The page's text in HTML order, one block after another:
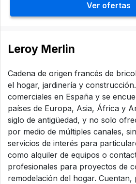
Ver ofertas
Leroy Merlin
Cadena de origen francés de
el hogar, jardinería y
comerciales en España y se
países de Europa, Asia, África y
siglo de antigüedad, y no solo
por medio de múltiples canales,
servicios de interés para
como alquiler de equipos o
profesionales para proyectos de
remodelación del hogar.